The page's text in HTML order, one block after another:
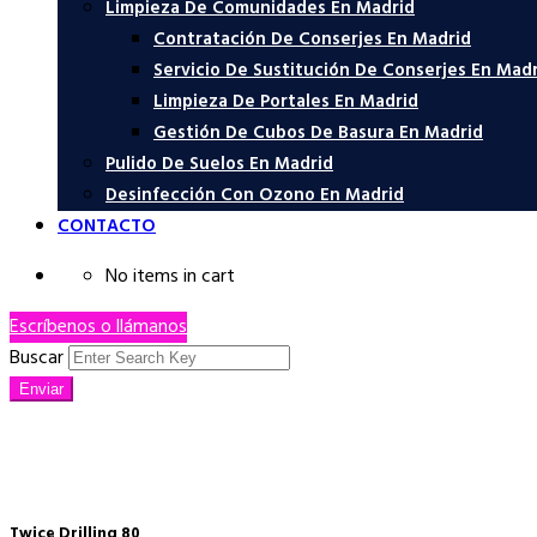
Limpieza De Comunidades En Madrid
Contratación De Conserjes En Madrid
Servicio De Sustitución De Conserjes En
Limpieza De Portales En Madrid
Gestión De Cubos De Basura En Madrid
Pulido De Suelos En Madrid
Desinfección Con Ozono En Madrid
CONTACTO
No items in cart
Escríbenos o llámanos
Buscar
Enviar